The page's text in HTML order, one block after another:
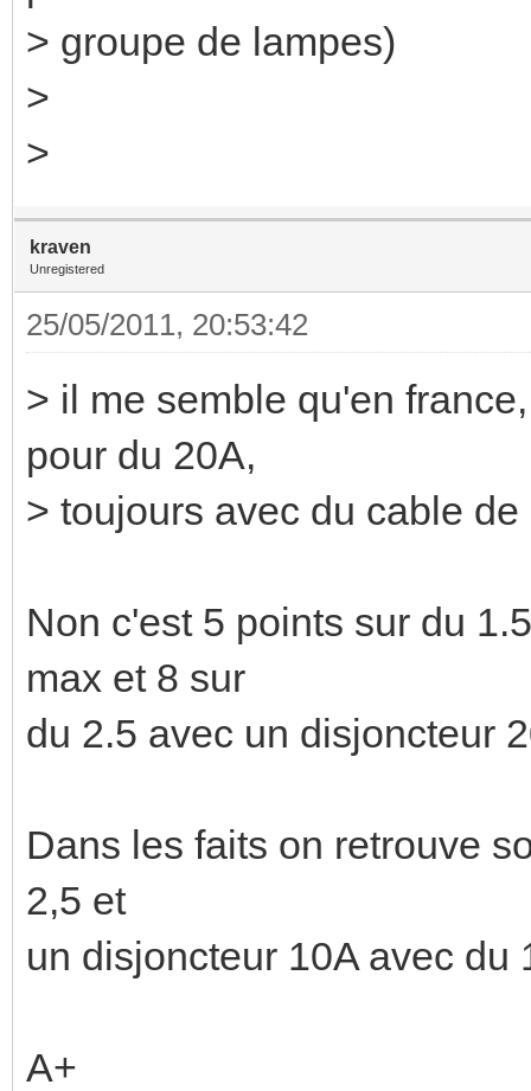
> groupe de lampes)
>
>
kraven
Unregistered
25/05/2011, 20:53:42
> il me semble qu'en
pour du 20A,
> toujours avec du cable de
Non c'est 5 points sur du
max et 8 sur
du 2.5 avec un disjoncteur
Dans les faits on retrouve
2,5 et
un disjoncteur 10A avec du
A+